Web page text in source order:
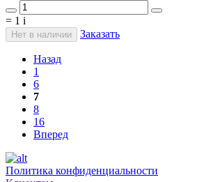
= 1 i
Нет в наличии Заказать
Назад
1
6
7
8
16
Вперед
Политика конфиденциальности